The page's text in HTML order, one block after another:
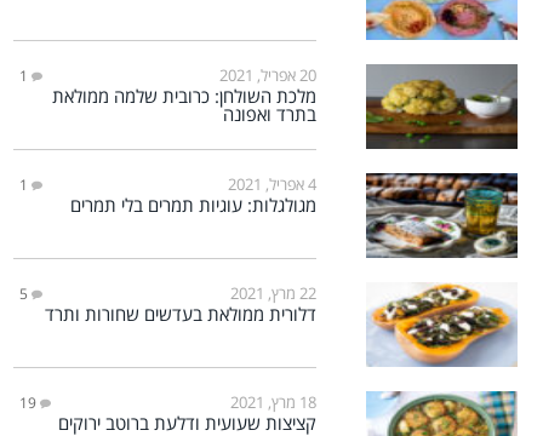
20 אפריל, 2021 1
מלכת השולחן: כרובית שלמה ממולאת
בתרד ואפונה
4 אפריל, 2021 1
מגולגלות: עוגיות תמרים בלי תמרים
22 מרץ, 2021 5
דלורית ממולאת בעדשים שחורות ותרד
18 מרץ, 2021 19
קציצות שעועית ודלעת ברוטב ירוקים